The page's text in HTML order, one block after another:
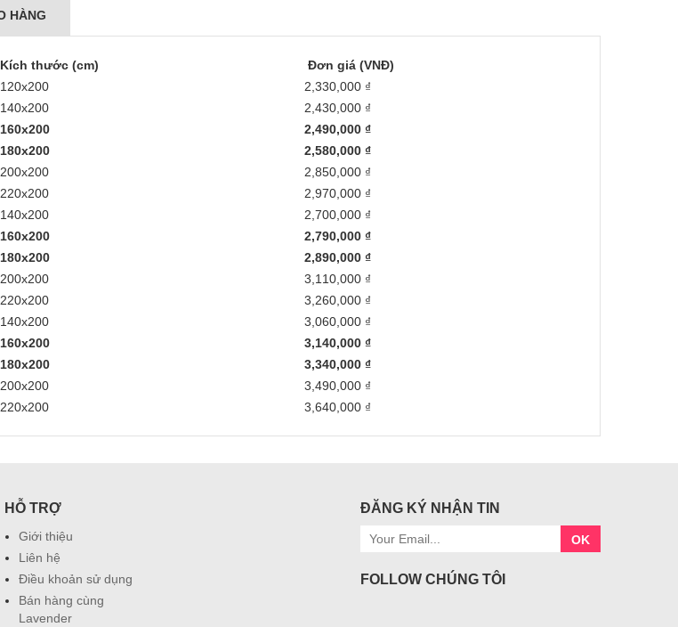
HÀNG
Kích thước (cm)
Đơn giá (VNĐ)
120x200
2,330,000 ₫
140x200
2,430,000 ₫
160x200
2,490,000 ₫
180x200
2,580,000 ₫
200x200
2,850,000 ₫
220x200
2,970,000 ₫
140x200
2,700,000 ₫
160x200
2,790,000 ₫
180x200
2,890,000 ₫
200x200
3,110,000 ₫
220x200
3,260,000 ₫
140x200
3,060,000 ₫
160x200
3,140,000 ₫
180x200
3,340,000 ₫
200x200
3,490,000 ₫
220x200 3,640,000 ₫
HỖ TRỢ
Giới thiệu
Liên hệ
Điều khoản sử dụng
Bán hàng cùng
Lavender
ĐĂNG KÝ NHẬN TIN
OK
FOLLOW CHÚNG TÔI